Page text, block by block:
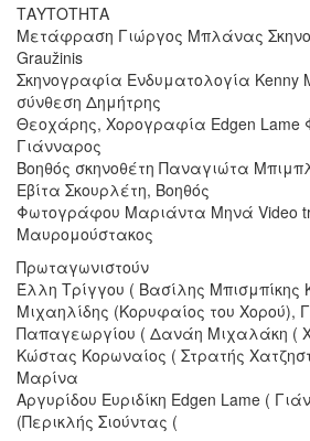
ΤΑΥΤΟΤΗΤΑ
Μετάφραση Γιώργος Μπλάνας
Graužinis
Σκηνογραφία Ενδυματολογία Kenny
σύνθεση Δημήτρης
Θεοχάρης, Χορογραφία Edgen Lame
Γιάνναρος
Βοηθός σκηνοθέτη Παναγιώτα
Εβίτα Σκουρλέτη, Βοηθός
Φωτογράφου Μαριάντα Μηνά Video
Μαυρομούστακος
Πρωταγωνιστούν
Έλλη Τρίγγου ( Βασίλης Μπισμπίκης
Μιχαηλίδης (Κορυφαίος του Χορού),
Παπαγεωργίου ( Δανάη Μιχαλάκη (
Κώστας Κορωναίος ( Στρατής
Μαρίνα
Αργυρίδου Ευριδίκη Edgen Lame (
(Περικλής Σιούντας (